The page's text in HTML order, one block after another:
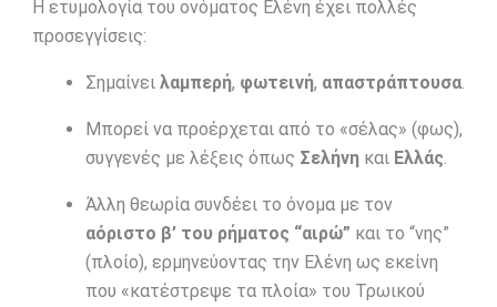
Η ετυμολογία του ονόματος Ελένη έχει πολλές
προσεγγίσεις:
Σημαίνει λαμπερή, φωτεινή, απαστράπτουσα.
Μπορεί να προέρχεται από το «σέλας» (φως),
συγγενές με λέξεις όπως Σελήνηκαι Ελλάς
Άλλη θεωρία συνδέει το όνομα με τον
αόριστο β’ του ρήματος “αιρώ” και το “νης”
(πλοίο), ερμηνεύοντας την Ελένη ως εκείνη
που «κατέστρεψε τα πλοία» του Τρωικού